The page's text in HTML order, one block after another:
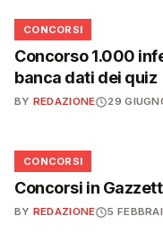
📋
CONCORSI
Concorso 1.000
banca dati dei quiz
BY REDAZIONE 29
📋
CONCORSI
Concorsi in
BY REDAZIONE 5